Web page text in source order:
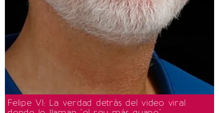
Felipe VI: La verdad detrás del video viral